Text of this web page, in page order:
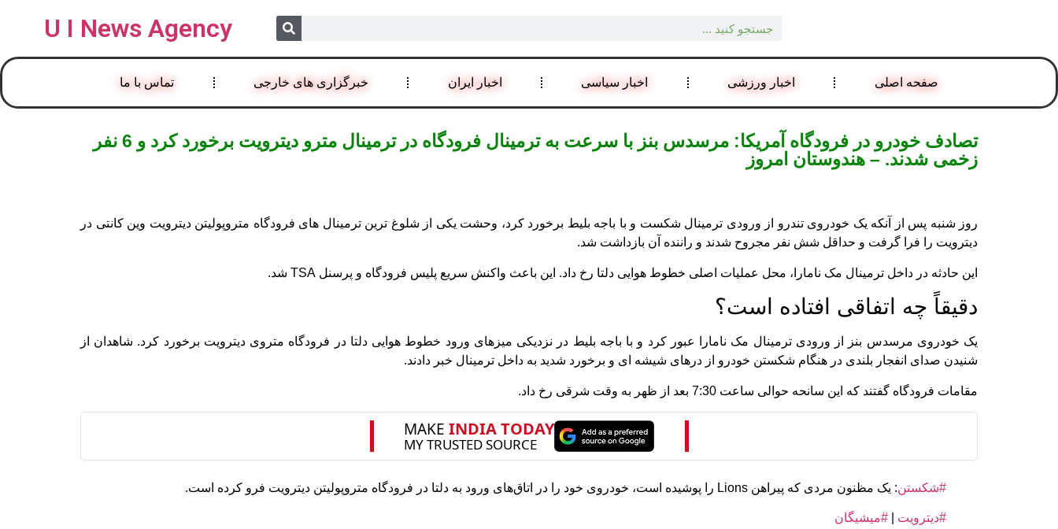
U I News Agency
صفحه اصلی اخبار ورزشی اخبار سیاسی اخبار ایران خبرگزاری های خارجی تماس با ما
تصادف خودرو در فرودگاه آمریکا: مرسدس بنز با سرعت به ترمینال فرودگاه در ترمینال مترو دیترویت برخورد کرد و 6 نفر
زخمی شدند. – هندوستان امروز
روز شنبه پس از آنکه یک خودروی تندرو از ورودی ترمینال شکست و با باجه بلیط برخورد کرد، وحشت یکی از شلوغ ترین ترمینال های فرودگاه متروپولیتن دیترویت وین کانتی در
دیترویت را فرا گرفت و حداقل شش نفر مجروح شدند و راننده آن بازداشت شد.
این حادثه در داخل ترمینال مک نامارا، محل عملیات اصلی خطوط هوایی دلتا رخ داد. این باعث واکنش سریع پلیس فرودگاه و پرسنل TSA شد.
دقیقاً چه اتفاقی افتاده است؟
یک خودروی مرسدس بنز از ورودی ترمینال مک نامارا عبور کرد و با باجه بلیط در نزدیکی میزهای ورود خطوط هوایی دلتا در فرودگاه متروی دیترویت برخورد کرد. شاهدان از
شنیدن صدای انفجار بلندی در هنگام شکستن خودرو از درهای شیشه ای و برخورد شدید به داخل ترمینال خبر دادند.
مقامات فرودگاه گفتند که این سانحه حوالی ساعت 7:30 بعد از ظهر به وقت شرقی رخ داد.
#شکستن: یک مظنون مردی که پیراهن Lions را پوشیده است، خودروی خود را در اتاق‌های ورود به دلتا در فرودگاه متروپولیتن دیترویت فرو کرده است.
#دیترویت #میشیگان